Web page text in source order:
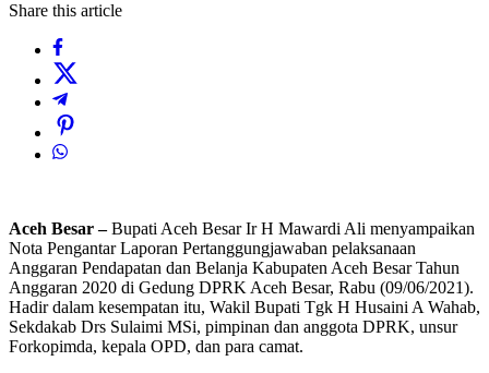
Share this article
Aceh Besar –Bupati Aceh Besar Ir H Mawardi Ali menyampaikan
Nota Pengantar Laporan Pertanggungjawaban pelaksanaan
Anggaran Pendapatan dan Belanja Kabupaten Aceh Besar Tahun
Anggaran 2020 di Gedung DPRK Aceh Besar, Rabu (09/06/2021).
Hadir dalam kesempatan itu, Wakil Bupati Tgk H Husaini A Wahab,
Sekdakab Drs Sulaimi MSi, pimpinan dan anggota DPRK, unsur
Forkopimda, kepala OPD, dan para camat.